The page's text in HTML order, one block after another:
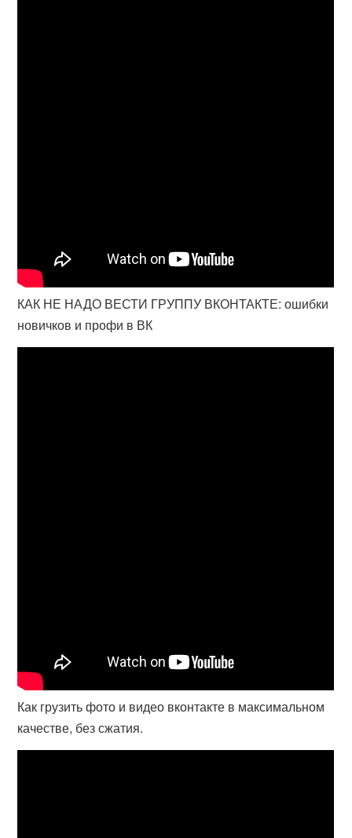
КАК НЕ НАДО ВЕСТИ ГРУППУ ВКОНТАКТЕ: ошибки
новичков и профи в ВК
Как грузить фото и видео вконтакте в максимальном
качестве, без сжатия.